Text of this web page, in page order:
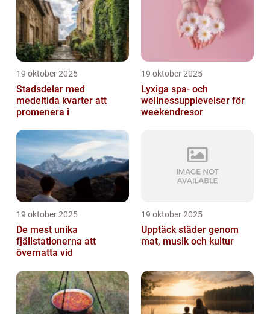
19 oktober 2025
Stadsdelar med
medeltida kvarter att
promenera i
19 oktober 2025
Lyxiga spa- och
wellnessupplevelser för
weekendresor
19 oktober 2025
De mest unika
fjällstationerna att
övernatta vid
19 oktober 2025
Upptäck städer genom
mat, musik och kultur